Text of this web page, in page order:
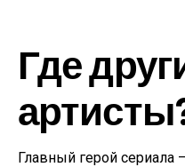
Где
Главный герой сериала